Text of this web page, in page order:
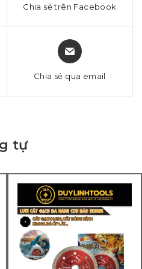
Chia sẻ trên Facebook
Chia sẻ qua email
tự